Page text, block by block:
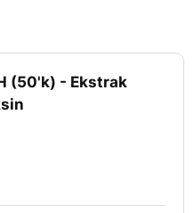
(50'k) - Ekstrak